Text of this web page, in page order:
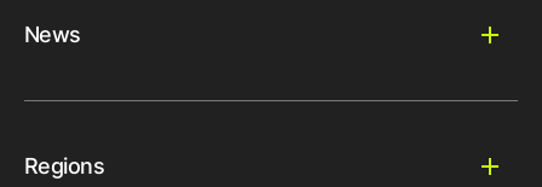
News
Regions